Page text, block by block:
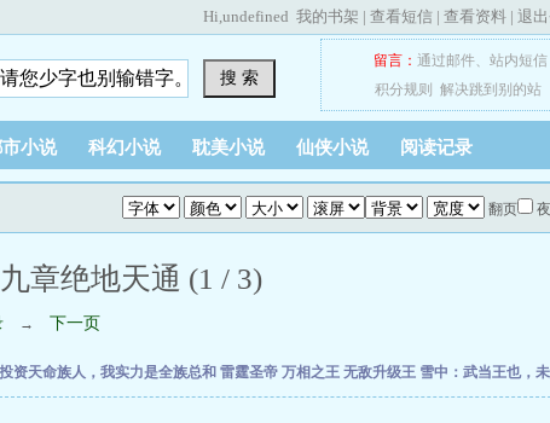
Hi,undefined 我的书架 | 查看短信 | 查看资料 | 退
搜 索
留言： 通过邮件、 站内短信
积分规则
解决跳到别的站
小说 科幻小说 耽美小说 仙侠小说 阅读记录
翻页
章绝地天通 (1 / 3)
→ 下一页
投资天命族人，我实力是全族总和 雷霆圣帝 万相之王 无敌升级王 雪中：武当王也，未婚妻